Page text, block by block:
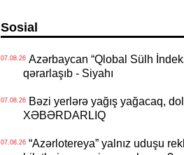
Sosial
07.08.26Azərbaycan “Qlobal Sülh
qərarlaşıb - Siyahı
07.08.26Bəzi yerlərə yağış yağacaq,
XƏBƏRDARLIQ
07.08.26“Azərlotereya” yalnız uduşu